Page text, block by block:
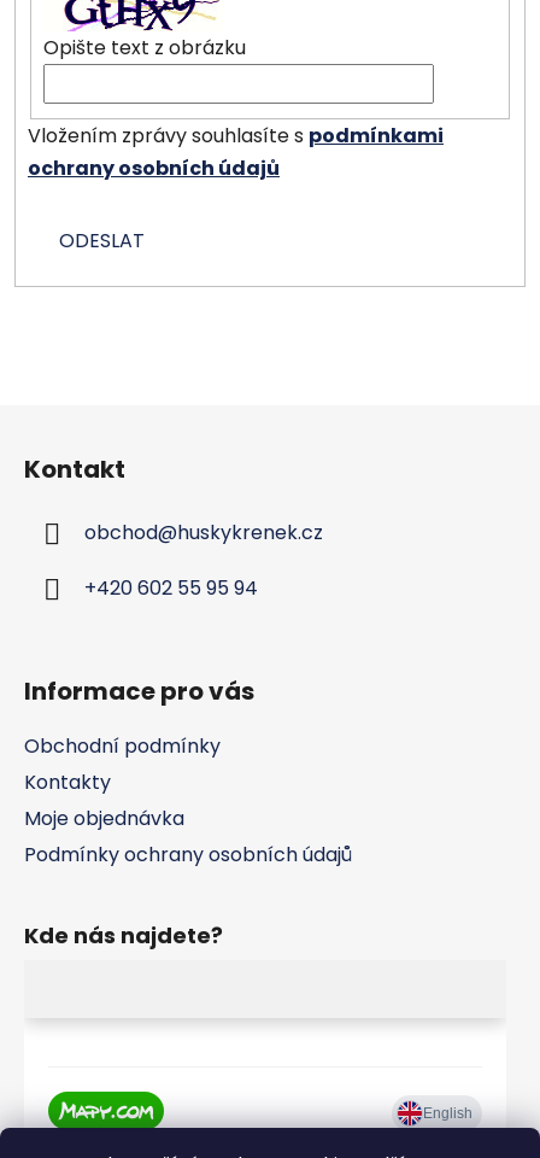
Opište text z obrázku
Vložením zprávy souhlasíte s podmínkami
ochrany osobních údajů
ODESLAT
Kontakt
obchod@huskykrenek.cz
+420 602 55 95 94
Informace pro vás
Obchodní podmínky
Kontakty
Moje objednávka
Podmínky ochrany osobních údajů
Kde nás najdete?